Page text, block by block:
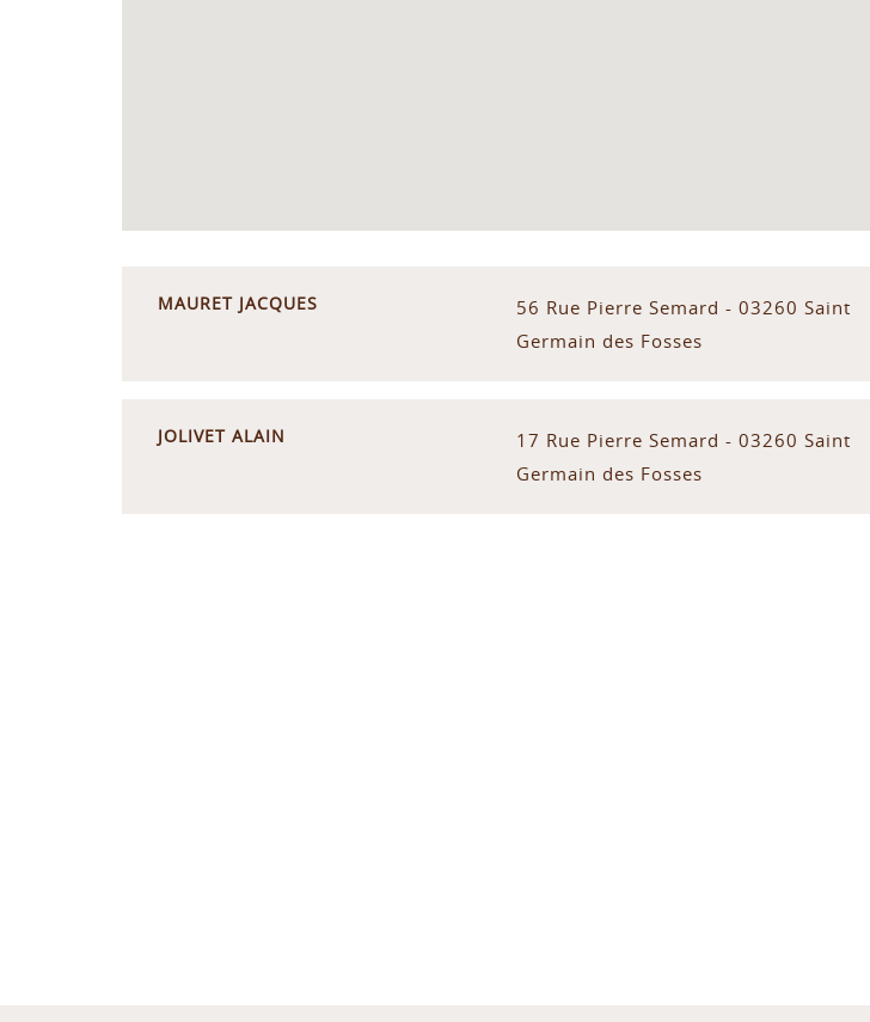
MAURET JACQUES
56 Rue Pierre Semard - 03260 Saint
Germain des Fosses
JOLIVET ALAIN
17 Rue Pierre Semard - 03260 Saint
Germain des Fosses